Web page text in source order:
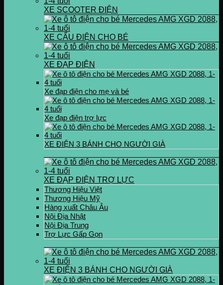
XE SCOOTER ĐIỆN
XE CẨU ĐIỆN CHO BÉ
XE ĐẠP ĐIỆN
Xe đạp điện cho mẹ và bé
Xe đạp điện trợ lực
XE ĐIỆN 3 BÁNH CHO NGƯỜI GIÀ
XE ĐẠP ĐIỆN TRỢ LỰC
Thương Hiệu Việt
Thương Hiệu Mỹ
Hàng xuất Châu Âu
Nội Địa Nhật
Nội Địa Trung
Trợ Lực Gấp Gọn
XE ĐIỆN 3 BÁNH CHO NGƯỜI GIÀ